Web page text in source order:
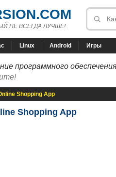
НЕ ВСЕГДА ЛУЧШЕ!
Linux Android Игры
программного
Shopping App
Shopping App